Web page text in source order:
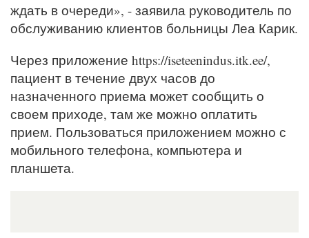
ждать в очереди», - заявила руководитель по
обслуживанию клиентов больницы Леа Карик.
Через приложение https://iseteenindus.itk.ee/,
пациент в течение двух часов до
назначенного приема может сообщить о
своем приходе, там же можно оплатить
прием. Пользоваться приложением можно с
мобильного телефона, компьютера и
планшета.